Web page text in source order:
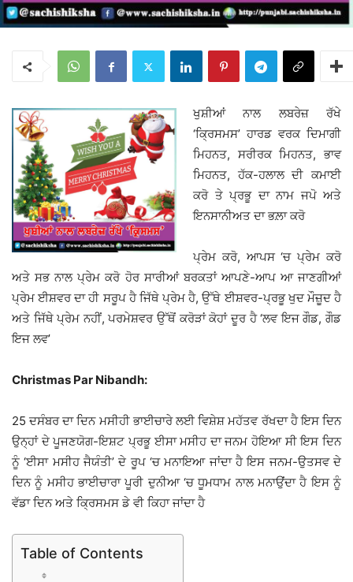
ਖੁਸ਼ੀਆਂ ਨਾਲ ਲਬਰੇਜ਼ ਰੱਖੇ
‘ਕ੍ਰਿਸਮਸ’ ਹਾਰਡ ਵਰਕ ਦਿਮਾਗੀ
ਮਿਹਨਤ, ਸਰੀਰਕ ਮਿਹਨਤ, ਭਾਵ
ਮਿਹਨਤ, ਹੱਕ-ਹਲਾਲ ਦੀ ਕਮਾਈ
ਕਰੋ ਤੇ ਪ੍ਰਭੂ ਦਾ ਨਾਮ ਜਪੋ ਅਤੇ
ਇਨਸਾਨੀਅਤ ਦਾ ਭਲ਼ਾ ਕਰੋ
ਪ੍ਰੇਮ ਕਰੋ, ਆਪਸ ‘ਚ ਪ੍ਰੇਮ ਕਰੋ
ਅਤੇ ਸਭ ਨਾਲ ਪ੍ਰੇਮ ਕਰੋ ਹੋਰ ਸਾਰੀਆਂ ਬਰਕਤਾਂ ਆਪਣੇ-ਆਪ ਆ ਜਾਣਗੀਆਂ
ਪ੍ਰੇਮ ਈਸ਼ਵਰ ਦਾ ਹੀ ਸਰੂਪ ਹੈ ਜਿੱਥੇ ਪ੍ਰੇਮ ਹੈ, ਉੱਥੇ ਈਸ਼ਵਰ-ਪ੍ਰਭੂ ਖੁਦ ਮੌਜ਼ੂਦ ਹੈ
ਅਤੇ ਜਿੱਥੇ ਪ੍ਰੇਮ ਨਹੀਂ, ਪਰਮੇਸ਼ਵਰ ਉੱਥੋਂ ਕਰੋੜਾਂ ਕੋਹਾਂ ਦੂਰ ਹੈ ‘ਲਵ ਇਜ ਗੌਡ, ਗੌਡ
ਇਜ ਲਵ’
Christmas Par Nibandh:
25 ਦਸੰਬਰ ਦਾ ਦਿਨ ਮਸੀਹੀ ਭਾਈਚਾਰੇ ਲਈ ਵਿਸ਼ੇਸ਼ ਮਹੱਤਵ ਰੱਖਦਾ ਹੈ ਇਸ ਦਿਨ
ਉਨ੍ਹਾਂ ਦੇ ਪੂਜਣਯੋਗ-ਇਸ਼ਟ ਪ੍ਰਭੂ ਈਸਾ ਮਸੀਹ ਦਾ ਜਨਮ ਹੋਇਆ ਸੀ ਇਸ ਦਿਨ
ਨੂੰ ‘ਈਸਾ ਮਸੀਹ ਜੈਯੰਤੀ’ ਦੇ ਰੂਪ ‘ਚ ਮਨਾਇਆ ਜਾਂਦਾ ਹੈ ਇਸ ਜਨਮ-ਉਤਸਵ ਦੇ
ਦਿਨ ਨੂੰ ਮਸੀਹ ਭਾਈਚਾਰਾ ਪੂਰੀ ਦੁਨੀਆ ‘ਚ ਧੂਮਧਾਮ ਨਾਲ ਮਨਾਉਂਦਾ ਹੈ ਇਸ ਨੂੰ
ਵੱਡਾ ਦਿਨ ਅਤੇ ਕ੍ਰਿਸਮਸ ਡੇ ਵੀ ਕਿਹਾ ਜਾਂਦਾ ਹੈ
Table of Contents